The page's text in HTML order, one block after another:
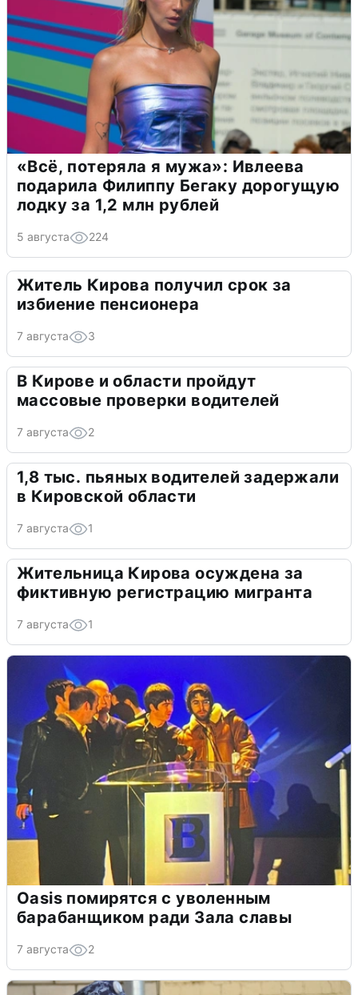
«Всё, потеряла я мужа»: Ивлеева
подарила Филиппу Бегаку дорогущую
лодку за 1,2 млн рублей
5 августа 224
Житель Кирова получил срок за
избиение пенсионера
7 августа 3
В Кирове и области пройдут
массовые проверки водителей
7 августа 2
1,8 тыс. пьяных водителей задержали
в Кировской области
7 августа 1
Жительница Кирова осуждена за
фиктивную регистрацию мигранта
7 августа 1
Oasis помирятся с уволенным
барабанщиком ради Зала славы
7 августа 2